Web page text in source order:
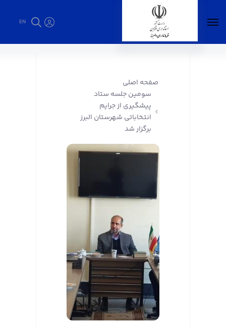
EN
صفحه اصلی
سومین جلسه ستاد
پیشگیری از جرایم
انتخاباتی شهرستان البرز
برگزار شد